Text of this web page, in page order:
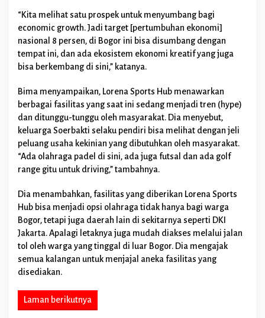
g
o
r
D
n
g
E
s
i
s
e
E
k
o
n
m
“Kita melihat satu prospek untuk menyumbang bagi
economic growth. Jadi target [pertumbuhan ekonomi]
nasional 8 persen, di Bogor ini bisa disumbang dengan
tempat ini, dan ada ekosistem ekonomi kreatif yang juga
bisa berkembang di sini,” katanya.
Bima menyampaikan, Lorena Sports Hub menawarkan
berbagai fasilitas yang saat ini sedang menjadi tren (hype)
dan ditunggu-tunggu oleh masyarakat. Dia menyebut,
keluarga Soerbakti selaku pendiri bisa melihat dengan jeli
peluang usaha kekinian yang dibutuhkan oleh masyarakat.
“Ada olahraga padel di sini, ada juga futsal dan ada golf
range gitu untuk driving,” tambahnya.
Dia menambahkan, fasilitas yang diberikan Lorena Sports
Hub bisa menjadi opsi olahraga tidak hanya bagi warga
Bogor, tetapi juga daerah lain di sekitarnya seperti DKI
Jakarta. Apalagi letaknya juga mudah diakses melalui jalan
tol oleh warga yang tinggal di luar Bogor. Dia mengajak
semua kalangan untuk menjajal aneka fasilitas yang
disediakan.
Laman berikutnya